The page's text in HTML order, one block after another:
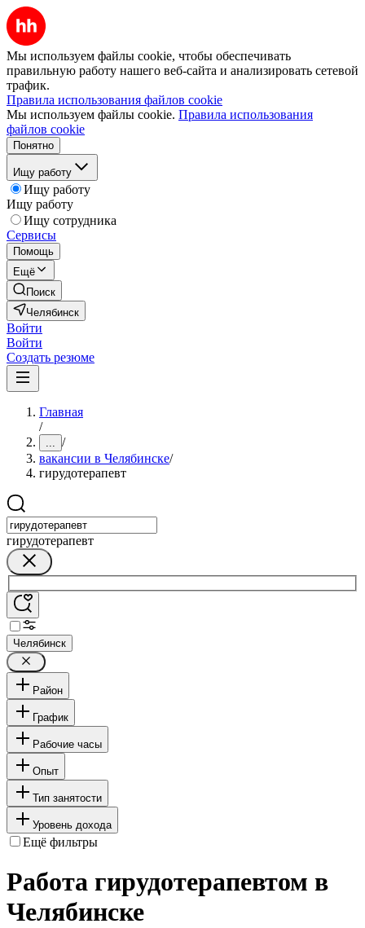
Мы используем файлы cookie, чтобы обеспечивать
правильную работу нашего веб-сайта и анализировать сетевой
трафик.
Правила использования файлов cookie
Мы используем файлы cookie. Правила использования
файлов cookie
Понятно
Ищу работу
Ищу работу
Ищу работу
Ищу сотрудника
Сервисы
Помощь
Ещё
Поиск
Челябинск
Войти
Войти
Создать резюме
Главная
/
... /
вакансии в Челябинске/
гирудотерапевт
гирудотерапевт
Челябинск
Район
График
Рабочие часы
Опыт
Тип занятости
Уровень дохода
Ещё фильтры
Работа гирудотерапевтом в
Челябинске